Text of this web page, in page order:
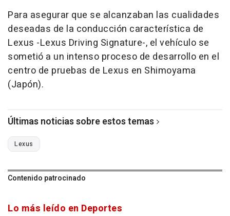
Para asegurar que se alcanzaban las cualidades
deseadas de la conducción característica de
Lexus -Lexus Driving Signature-, el vehículo se
sometió a un intenso proceso de desarrollo en el
centro de pruebas de Lexus en Shimoyama
(Japón).
Últimas noticias sobre estos temas
Lexus
Contenido patrocinado
Lo más leído en Deportes